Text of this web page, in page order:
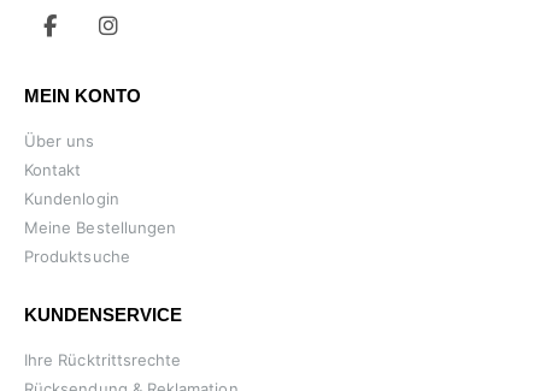
MEIN KONTO
Über uns
Kontakt
Kundenlogin
Meine Bestellungen
Produktsuche
KUNDENSERVICE
Ihre Rücktrittsrechte